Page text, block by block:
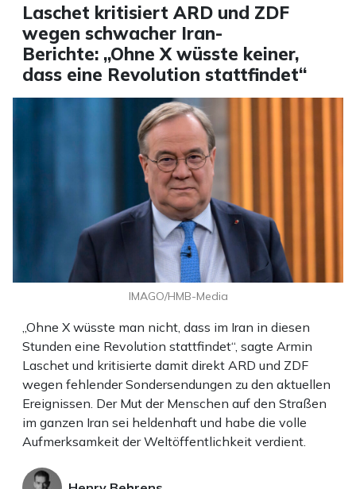
Laschet kritisiert ARD und ZDF
wegen schwacher Iran-
Berichte: „Ohne X wüsste keiner,
dass eine Revolution stattfindet“
„Ohne X wüsste man nicht, dass im Iran in diesen
Stunden eine Revolution stattfindet“, sagte Armin
Laschet und kritisierte damit direkt ARD und ZDF
wegen fehlender Sondersendungen zu den aktuellen
Ereignissen. Der Mut der Menschen auf den Straßen
im ganzen Iran sei heldenhaft und habe die volle
Aufmerksamkeit der Weltöffentlichkeit verdient.
IMAGO/HMB-Media